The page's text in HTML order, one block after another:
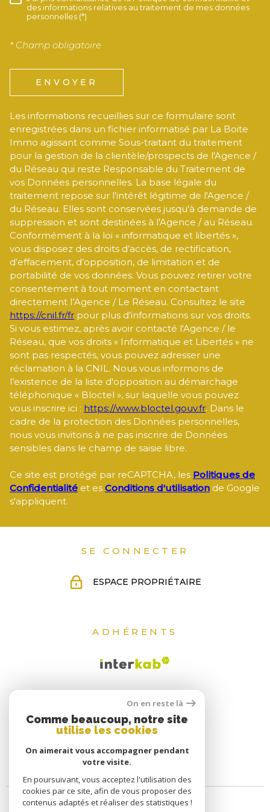
des informations relatives au traitement de mes données
personnelles (*)
* Champ obligatoire
ENVOYER
Les informations recueillies sur ce formulaire sont
enregistrées dans un fichier informatisé par La Boite
Immo agissant comme Sous-traitant du traitement
pour la gestion de la clientèle/prospects de l'Agence /
du Réseau qui reste Responsable du Traitement de
vos Données personnelles. La base légale du
traitement repose sur l'intérêt légitime de l'Agence /
du Réseau. Elles sont conservées jusqu'à demande de
suppression et sont destinées à l'Agence / au Réseau.
Conformément à la loi « informatique et libertés »,
vous disposez des droits d’accès, de rectification,
d’effacement, d’opposition, de limitation et de
portabilité de vos données. Vous pouvez retirer votre
consentement à tout moment en contactant
directement l’Agence / Le Réseau. Consultez le site
https://cnil.fr/fr pour plus d’informations sur vos droits.
Si vous estimez, après avoir contacté l'Agence / le
Réseau, que vos droits « Informatique et Libertés » ne
sont pas respectés, vous pouvez adresser une
réclamation à la CNIL. Nous vous informons de
l’existence de la liste d'opposition au démarchage
téléphonique « Bloctel », sur laquelle vous pouvez
vous inscrire ici : https://www.bloctel.gouv.fr. Dans le
cadre de la protection des Données personnelles,
nous vous invitons à ne pas inscrire de Données
sensibles dans le champ de saisie libre.
Ce site est protégé par reCAPTCHA, les Politiques de
Confidentialité et es Conditions d'utilisation de Google
s'appliquent.
SE CONNECTER
ESPACE PROPRIÉTAIRE
ADHÉRENTS
On en reste là
Comme beaucoup, notre site
utilise les cookies
On aimerait vous accompagner pendant
votre visite.
En poursuivant, vous acceptez l'utilisation des
cookies par ce site, afin de vous proposer des
contenus adaptés et réaliser des statistiques !